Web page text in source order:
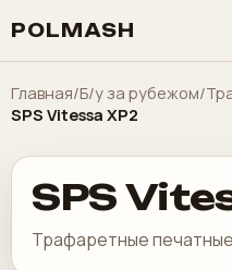
POLMASH
Главная/Б/у за рубежом/
SPS Vitessa XP2
SPS
Трафаретные